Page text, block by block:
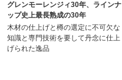
グレンモーレンジィ30年、ラインナ
ップ史上最長熟成の30年
木材の仕上げと樽の選定に不可欠な
知識と専門技術を要して丹念に仕上
げられた逸品